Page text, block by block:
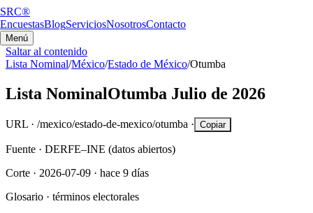
SRC®
EncuestasBlogServiciosNosotrosContacto
Menú
Saltar al contenido
Lista Nominal/México/Estado de México/Otumba
Lista NominalOtumba Julio de 2026
URL · /mexico/estado-de-mexico/otumba · Copiar
Fuente · DERFE–INE (datos abiertos)
Corte · 2026-07-09 · hace 9 días
Glosario · términos electorales